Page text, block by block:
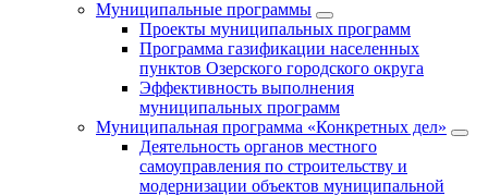
Муниципальные программы
Проекты муниципальных программ
Программа газификации населенных
пунктов Озерского городского округа
Эффективность выполнения
муниципальных программ
Муниципальная программа «Конкретных дел»
Деятельность органов местного
самоуправления по строительству и
модернизации объектов муниципальной